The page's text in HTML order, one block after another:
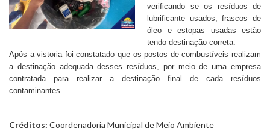
verificando se os resíduos de
lubrificante usados, frascos de
óleo e estopas usadas estão
tendo destinação correta.
Após a vistoria foi constatado que os postos de combustíveis realizam
a destinação adequada desses resíduos, por meio de uma empresa
contratada para realizar a destinação final de cada resíduos
contaminantes.
Créditos: Coordenadoria Municipal de Meio Ambiente